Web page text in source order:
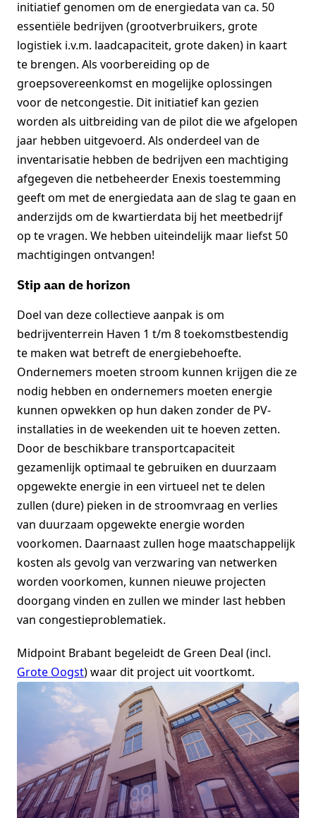
initiatief genomen om de energiedata van ca. 50
essentiële bedrijven (grootverbruikers, grote
logistiek i.v.m. laadcapaciteit, grote daken) in kaart
te brengen. Als voorbereiding op de
groepsovereenkomst en mogelijke oplossingen
voor de netcongestie. Dit initiatief kan gezien
worden als uitbreiding van de pilot die we afgelopen
jaar hebben uitgevoerd. Als onderdeel van de
inventarisatie hebben de bedrijven een machtiging
afgegeven die netbeheerder Enexis toestemming
geeft om met de energiedata aan de slag te gaan en
anderzijds om de kwartierdata bij het meetbedrijf
op te vragen. We hebben uiteindelijk maar liefst 50
machtigingen ontvangen!
Stip aan de horizon
Doel van deze collectieve aanpak is om
bedrijventerrein Haven 1 t/m 8 toekomstbestendig
te maken wat betreft de energiebehoefte.
Ondernemers moeten stroom kunnen krijgen die ze
nodig hebben en ondernemers moeten energie
kunnen opwekken op hun daken zonder de PV-
installaties in de weekenden uit te hoeven zetten.
Door de beschikbare transportcapaciteit
gezamenlijk optimaal te gebruiken en duurzaam
opgewekte energie in een virtueel net te delen
zullen (dure) pieken in de stroomvraag en verlies
van duurzaam opgewekte energie worden
voorkomen. Daarnaast zullen hoge maatschappelijk
kosten als gevolg van verzwaring van netwerken
worden voorkomen, kunnen nieuwe projecten
doorgang vinden en zullen we minder last hebben
van congestieproblematiek.
Midpoint Brabant begeleidt de Green Deal (incl.
Grote Oogst) waar dit project uit voortkomt.